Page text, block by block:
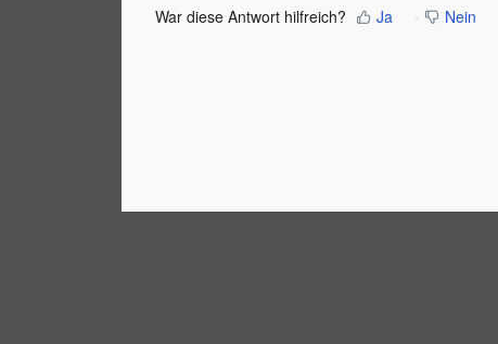
War diese Antwort hilfreich? Ja Nein